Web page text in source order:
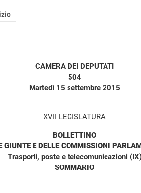
CAMERA DEI DEPUTATI
504
Martedì 15 settembre 2015
XVII LEGISLATURA
BOLLETTINO
GIUNTE E DELLE COMMISSIONI
Trasporti, poste e telecomunicazioni (IX)
SOMMARIO